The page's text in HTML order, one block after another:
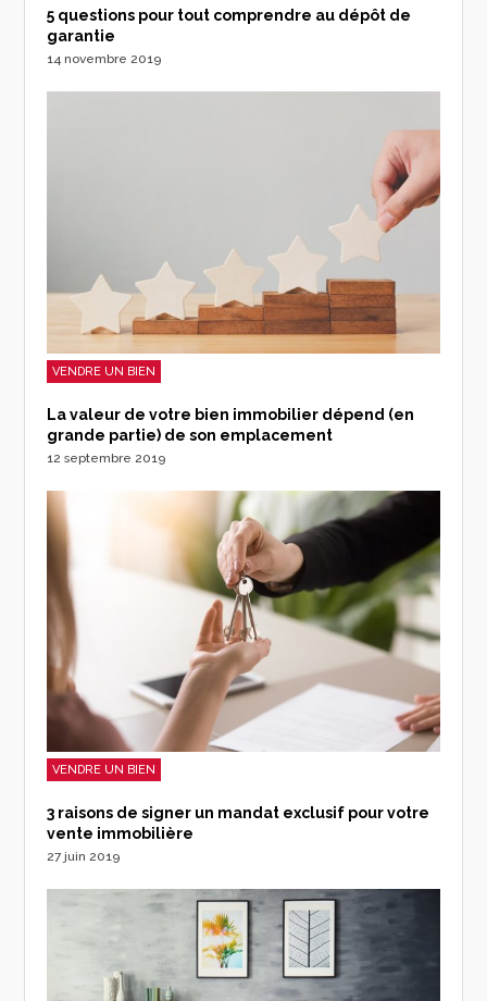
5 questions pour tout comprendre au dépôt de
garantie
14 novembre 2019
VENDRE UN BIEN
La valeur de votre bien immobilier dépend (en
grande partie) de son emplacement
12 septembre 2019
VENDRE UN BIEN
3 raisons de signer un mandat exclusif pour votre
vente immobilière
27 juin 2019